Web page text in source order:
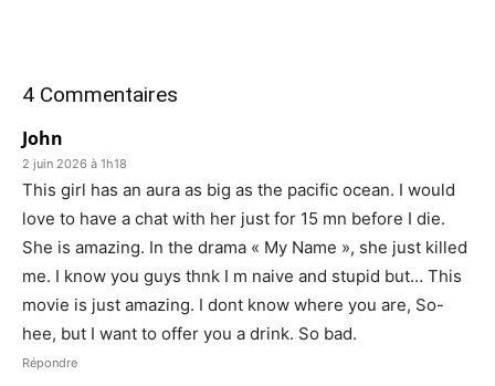
4 Commentaires
John
2 juin 2026 à 1h18
This girl has an aura as big as the pacific ocean. I would
love to have a chat with her just for 15 mn before I die.
She is amazing. In the drama « My Name », she just killed
me. I know you guys thnk I m naive and stupid but… This
movie is just amazing. I dont know where you are, So-
hee, but I want to offer you a drink. So bad.
Répondre